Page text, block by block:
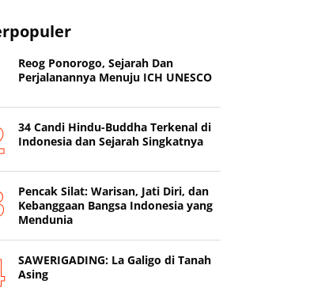
Reog Ponorogo, Sejarah Dan
Perjalanannya Menuju ICH UNESCO
34 Candi Hindu-Buddha Terkenal di
Indonesia dan Sejarah Singkatnya
Pencak Silat: Warisan, Jati Diri, dan
Kebanggaan Bangsa Indonesia yang
Mendunia
SAWERIGADING: La Galigo di Tanah
Asing